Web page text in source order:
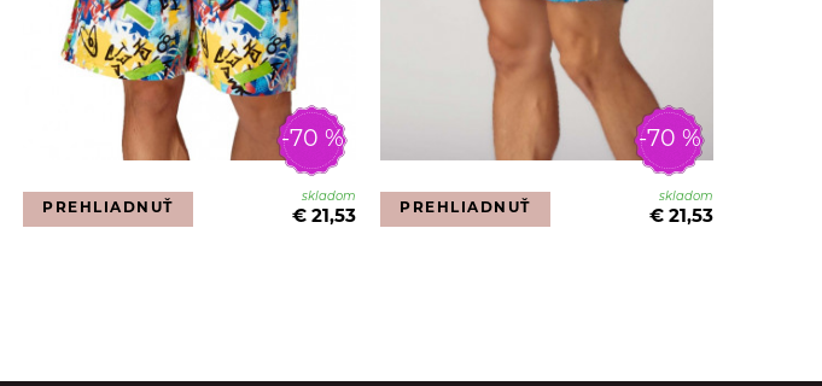
-70 %
PREHLIADNUŤ
skladom
€ 21,53
-70 %
PREHLIADNUŤ
skladom
€ 21,53